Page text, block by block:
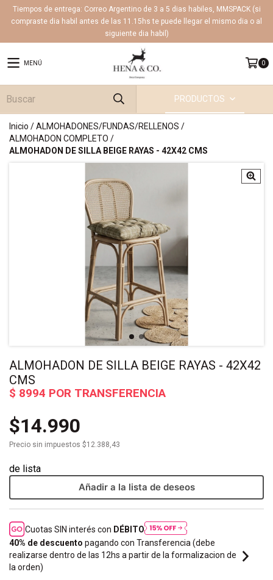
Tiempos de entrega: Correo Argentino de 3 a 5 dias habiles, MMSPACK (si
compraste dia habil antes de las 11.15hs te puede llegar el mismo dia o al
siguiente dia habil)
MENÚ 0
PRODUCTOS
Inicio /ALMOHADONES/FUNDAS/RELLENOS /
ALMOHADON COMPLETO /
ALMOHADON DE SILLA BEIGE RAYAS - 42X42 CMS
ALMOHADON DE SILLA BEIGE RAYAS - 42X42
CMS
$14.990
Precio sin impuestos $12.388,43
Añadir a la lista de deseos
Cuotas SIN interés con DÉBITO
40% de descuento pagando con Transferencia (debe
realizarse dentro de las 12hs a partir de la formalizacion de
la orden)